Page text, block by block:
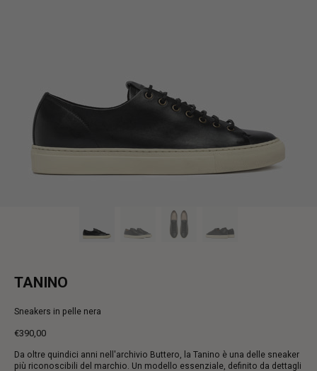
TANINO
Sneakers in pelle nera
€390,00
intero
Da oltre quindici anni nell'archivio Buttero, la Tanino è una delle sneaker
più riconoscibili del marchio. Un modello essenziale, definito da dettagli